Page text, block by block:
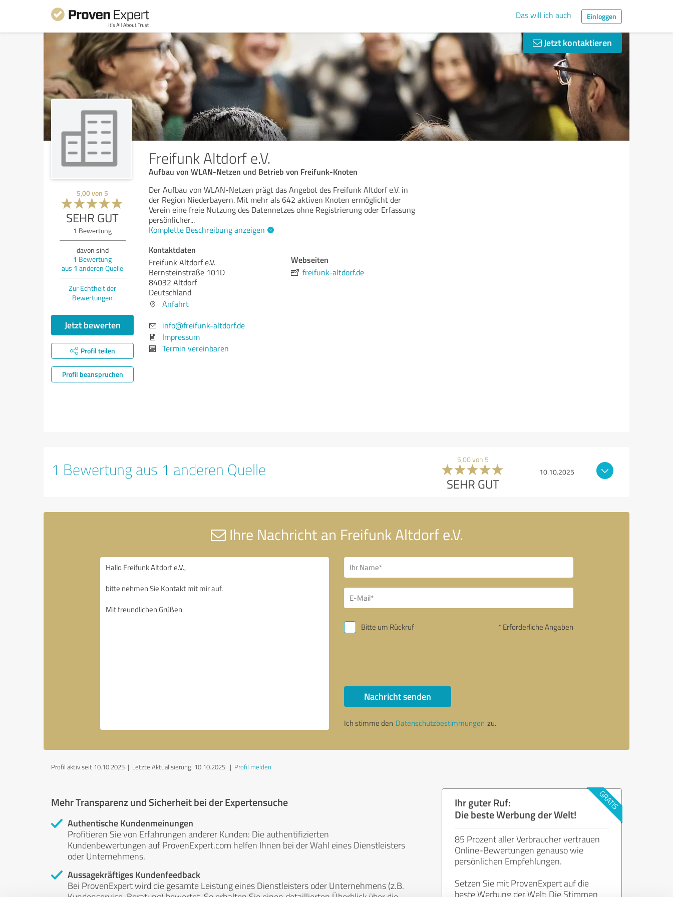
Das will ich auch Einloggen
Jetzt kontaktieren
Freifunk Altdorf e.V.
Aufbau von WLAN-Netzen und Betrieb von Freifunk-Knoten
5,00von 5
SEHR GUT
1 Bewertung
davon sind
1 Bewertung
aus 1 anderen Quelle
Zur Echtheit der
Bewertungen
Jetzt bewerten
Profil teilen
Profil beanspruchen
Der Aufbau von WLAN-Netzen prägt das Angebot des Freifunk Altdorf e.V. in
der Region Niederbayern. Mit mehr als 642 aktiven Knoten ermöglicht der
Verein eine freie Nutzung des Datennetzes ohne Registrierung oder Erfassung
persönlicher...
Komplette Beschreibung anzeigen
Kontaktdaten
Freifunk Altdorf e.V.
Bernsteinstraße 101D
84032 Altdorf
Deutschland
Anfahrt
info@freifunk-altdorf.de
Impressum
Termin vereinbaren
Webseiten
freifunk-altdorf.de
1 Bewertung aus 1 anderen Quelle 5,00 von 5
SEHR GUT
10.10.2025
Ihre Nachricht an Freifunk Altdorf e.V.
Bitte um Rückruf * Erforderliche Angaben
Nachricht senden
Ich stimme den Datenschutzbestimmungen zu.
Profil aktiv seit 10.10.2025 | Letzte Aktualisierung: 10.10.2025 | Profil melden
Mehr Transparenz und Sicherheit bei der Expertensuche
Authentische Kundenmeinungen
Profitieren Sie von Erfahrungen anderer Kunden: Die authentifizierten
Kundenbewertungen auf ProvenExpert.com helfen Ihnen bei der Wahl eines Dienstleisters
oder Unternehmens.
Aussagekräftiges Kundenfeedback
Bei ProvenExpert wird die gesamte Leistung eines Dienstleisters oder Unternehmens (z.B.
Ihr guter Ruf:
Die beste Werbung der Welt!
85 Prozent aller Verbraucher vertrauen
Online-Bewertungen genauso wie
persönlichen Empfehlungen.
Setzen Sie mit ProvenExpert auf die
beste Werbung der Welt: Die Stimmen